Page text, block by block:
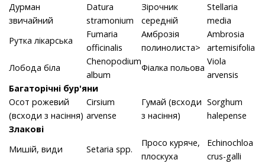
Дурман
звичайний
Datura
stramonium
Зірочник
середній
Stellaria
media
Рутка лікарська
Fumaria
officinalis
Амброзія
полинолиста>
Ambrosia
artemisifolia
Лобода біла
Chenopodium
album
Фіалка польова
Viola
arvensis
Багаторічні бур'яни
Осот рожевий
(всходи з насіння)
Cirsium
arvense
Гумай (всходи
з насіння)
Sorghum
halepense
Злакові
Мишій, види
Setaria spp.
Просо куряче,
плоскуха
Echinochloa
crus-galli